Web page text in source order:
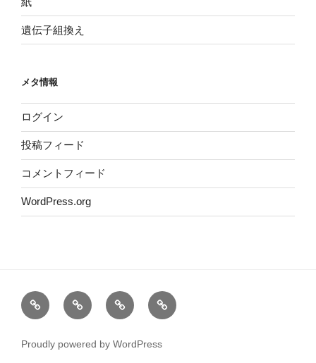
遺伝子組換え
メタ情報
ログイン
投稿フィード
コメントフィード
WordPress.org
ホ
ー
運
営
サ
イ
プ
ラ
Proudly powered by WordPress